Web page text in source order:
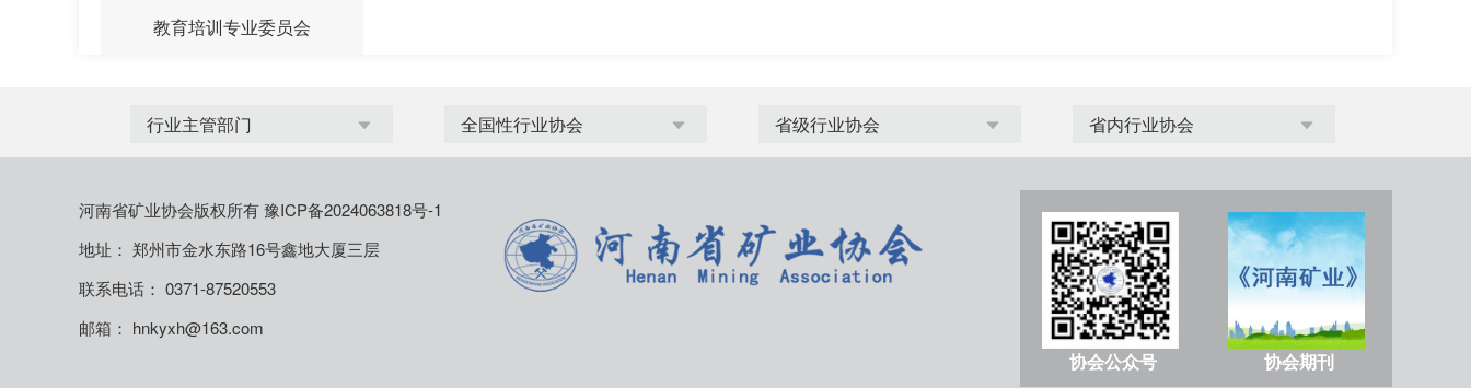
教育培训专业委员会
河南省矿业协会版权所有豫ICP备2024063818号-1
地址： 郑州市金水东路16号鑫地大厦三层
联系电话： 0371-87520553
邮箱： hnkyxh@163.com
协会期刊
协会公众号